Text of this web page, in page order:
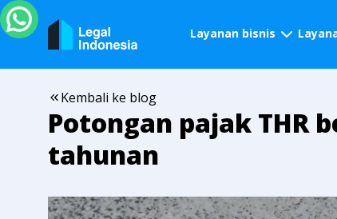
Layanan bisnis
Kembali ke blog
Potongan pajak THR
tahunan